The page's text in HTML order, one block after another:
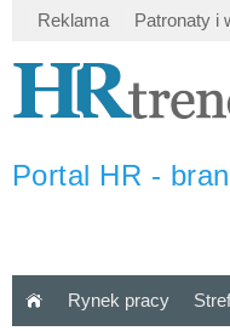
Reklama Patronaty i
Portal HR -
Rynek pracy